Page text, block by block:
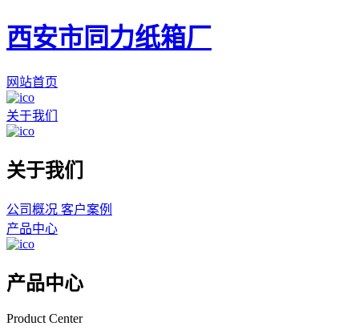
西安市同力纸箱厂
网站首页
关于我们
关于我们
公司概况 客户案例
产品中心
产品中心
Product Center